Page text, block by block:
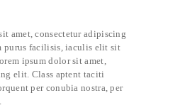
amet, consectetur adipiscing
purus facilisis, iaculis elit sit
ipsum dolor sit amet,
elit. Class aptent taciti
per conubia nostra, per